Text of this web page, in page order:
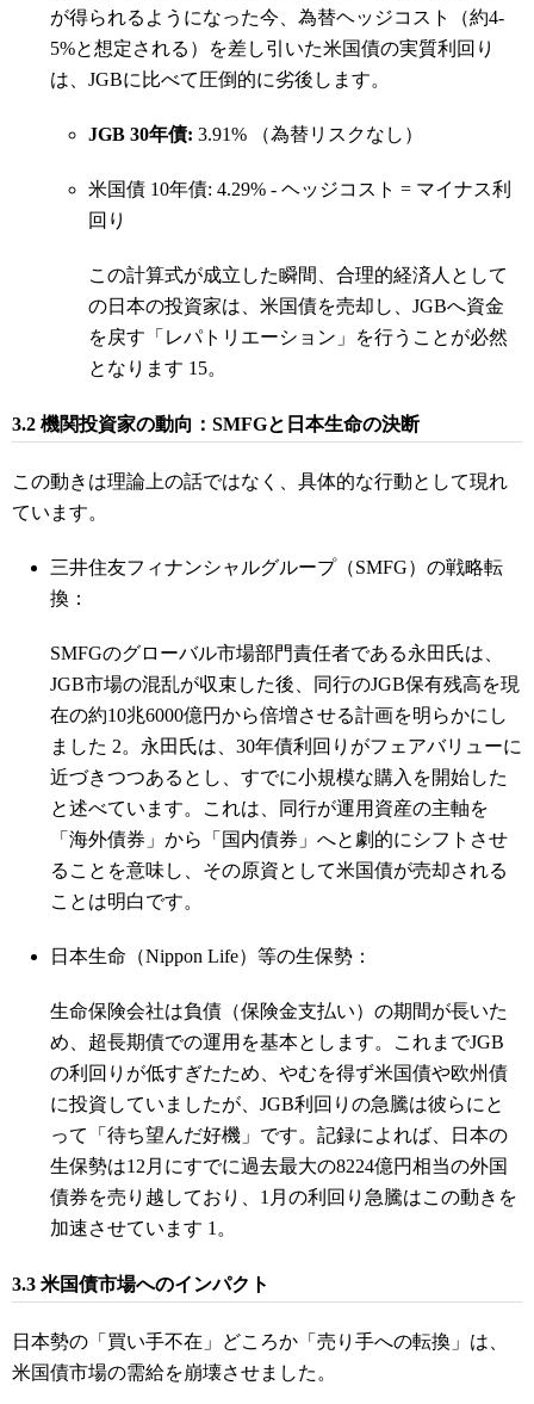
が得られるようになった今、為替ヘッジコスト（約4-
5%と想定される）を差し引いた米国債の実質利回り
は、JGBに比べて圧倒的に劣後します。
JGB 30年債: 3.91% （為替リスクなし）
米国債 10年債: 4.29% - ヘッジコスト = マイナス利
回り
この計算式が成立した瞬間、合理的経済人として
の日本の投資家は、米国債を売却し、JGBへ資金
を戻す「レパトリエーション」を行うことが必然
となります 15。
3.2 機関投資家の動向：SMFGと日本生命の決断
この動きは理論上の話ではなく、具体的な行動として現れ
ています。
三井住友フィナンシャルグループ（SMFG）の戦略転
換：
SMFGのグローバル市場部門責任者である永田氏は、
JGB市場の混乱が収束した後、同行のJGB保有残高を現
在の約10兆6000億円から倍増させる計画を明らかにし
ました 2。永田氏は、30年債利回りがフェアバリューに
近づきつつあるとし、すでに小規模な購入を開始した
と述べています。これは、同行が運用資産の主軸を
「海外債券」から「国内債券」へと劇的にシフトさせ
ることを意味し、その原資として米国債が売却される
ことは明白です。
日本生命（Nippon Life）等の生保勢：
生命保険会社は負債（保険金支払い）の期間が長いた
め、超長期債での運用を基本とします。これまでJGB
の利回りが低すぎたため、やむを得ず米国債や欧州債
に投資していましたが、JGB利回りの急騰は彼らにと
って「待ち望んだ好機」です。記録によれば、日本の
生保勢は12月にすでに過去最大の8224億円相当の外国
債券を売り越しており、1月の利回り急騰はこの動きを
加速させています 1。
3.3 米国債市場へのインパクト
日本勢の「買い手不在」どころか「売り手への転換」は、
米国債市場の需給を崩壊させました。